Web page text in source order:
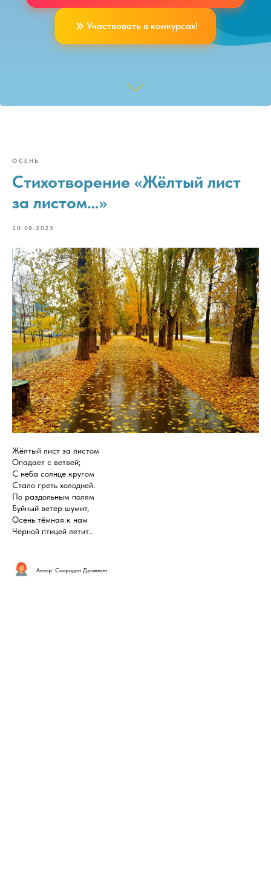
Участвовать в конкурсах!
ОСЕНЬ
Стихотворение «Жёлтый лист
за листом…»
20.08.2025
Жёлтый лист за листом
Опадает с ветвей;
С неба солнце кругом
Стало греть холодней.
По раздольным полям
Буйный ветер шумит,
Осень тёмная к нам
Чёрной птицей летит…
Автор: Спиридон Дрожжин